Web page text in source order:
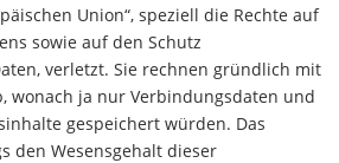
Union“, speziell die Rechte auf
sowie auf den Schutz
verletzt. Sie rechnen gründlich mit
wonach ja nur Verbindungsdaten und
gespeichert würden. Das
den Wesensgehalt dieser